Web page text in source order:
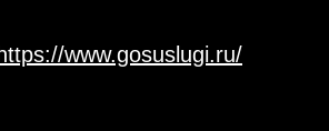
https://www.gosuslugi.ru/